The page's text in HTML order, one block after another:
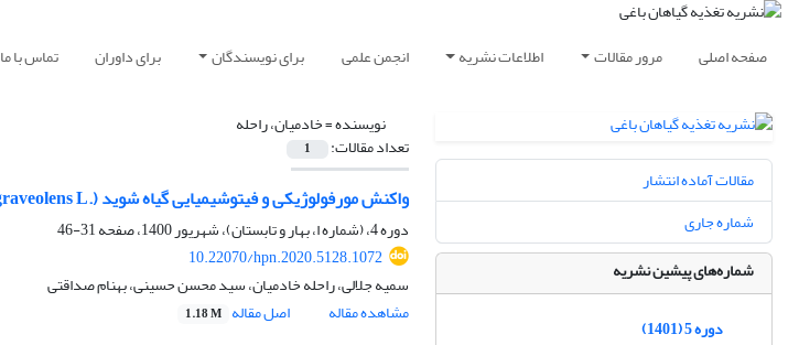
صفحه اصلی مرور مقالات اطلاعات نشریه انجمن علمی برای نویسندگان برای داوران تماس با ما
نویسنده =خادمیان، راحله
تعداد مقالات: 1
واکنش مورفولوژیکی و فیتوشیمیایی گیاه شوید (.Anethum graveolens L) به زئولیت طبیعی تحت تنش خشکی
دوره 4، (شماره ا، بهار و تابستان)، شهریور 1400، صفحه
31-46
10.22070/hpn.2020.5128.1072
سمیه جلالی، راحله خادمیان، سید محسن حسینی، بهنام صداقتی
مشاهده مقاله
اصل مقاله 1.18 M
مقالات آماده انتشار
شماره جاری
شماره‌های پیشین نشریه
دوره 5 (1401)